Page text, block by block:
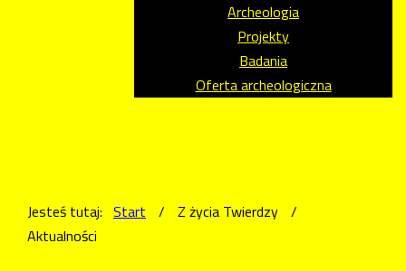
Archeologia
Projekty
Badania
Oferta archeologiczna
Jesteś tutaj: Start / Z życia Twierdzy /
Aktualności